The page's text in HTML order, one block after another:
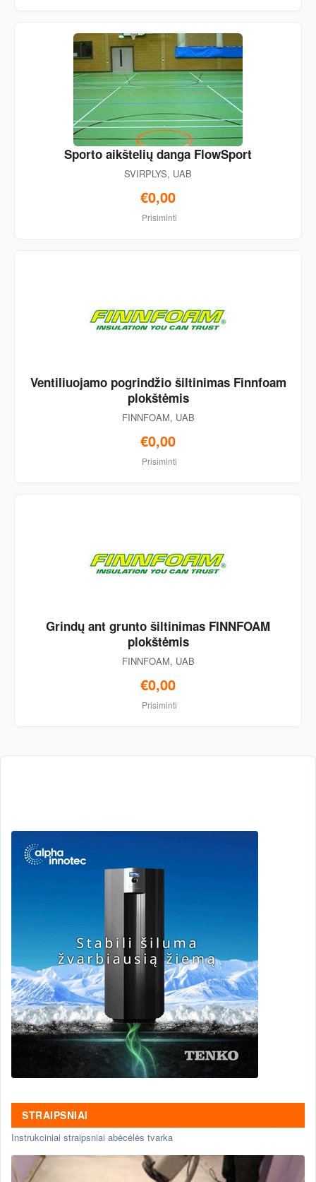
Sporto aikštelių danga FlowSport
SVIRPLYS, UAB
€0,00
Prisiminti
Ventiliuojamo pogrindžio šiltinimas Finnfoam
plokštėmis
FINNFOAM, UAB
€0,00
Prisiminti
Grindų ant grunto šiltinimas FINNFOAM
plokštėmis
FINNFOAM, UAB
€0,00
Prisiminti
STRAIPSNIAI
Instrukciniai straipsniai abėcėlės tvarka